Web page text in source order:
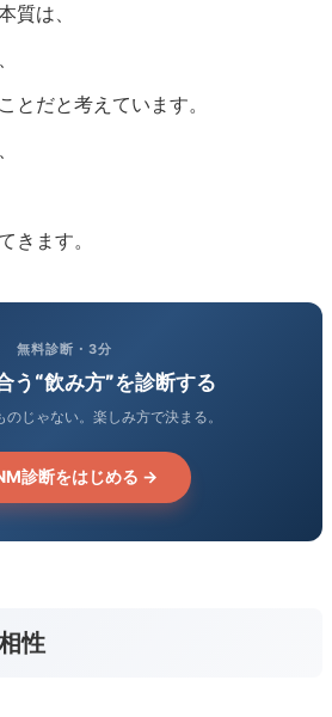
質は、
とだと考えています。
きます。
無料診断・3分
う“飲み方”を診断する
のじゃない。楽しみ方で決まる。
診断をはじめる →
性